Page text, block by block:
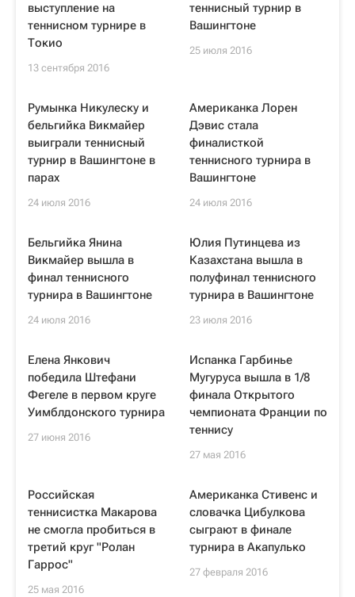
выступление на
теннисном турнире в
Токио
13 сентября 2016
теннисный турнир в
Вашингтоне
25 июля 2016
Румынка Никулеску и
бельгийка Викмайер
выиграли теннисный
турнир в Вашингтоне в
парах
24 июля 2016
Американка Лорен
Дэвис стала
финалисткой
теннисного турнира в
Вашингтоне
24 июля 2016
Бельгийка Янина
Викмайер вышла в
финал теннисного
турнира в Вашингтоне
24 июля 2016
Юлия Путинцева из
Казахстана вышла в
полуфинал теннисного
турнира в Вашингтоне
23 июля 2016
Елена Янкович
победила Штефани
Фегеле в первом круге
Уимблдонского турнира
27 июня 2016
Испанка Гарбинье
Мугуруса вышла в 1/8
финала Открытого
чемпионата Франции по
теннису
27 мая 2016
Российская
теннисистка Макарова
не смогла пробиться в
третий круг "Ролан
Гаррос"
25 мая 2016
Американка Стивенс и
словачка Цибулкова
сыграют в финале
турнира в Акапулько
27 февраля 2016